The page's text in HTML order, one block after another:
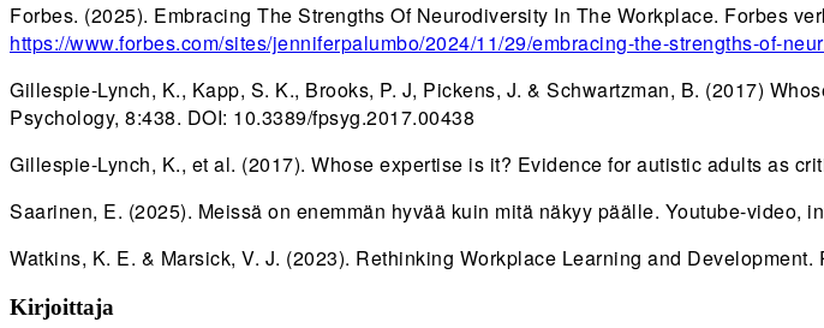
Forbes. (2025). Embracing The Strengths Of Neurodiversity In The Workplace. Forbes
https://www.forbes.com/sites/jenniferpalumbo/2024/11/29/embracing-the-strengths-of-
Gillespie-Lynch, K., Kapp, S. K., Brooks, P. J, Pickens, J. & Schwartzman, B. (2017)
Psychology, 8:438. DOI: 10.3389/fpsyg.2017.00438
Gillespie-Lynch, K., et al. (2017). Whose expertise is it? Evidence for autistic adults as
Saarinen, E. (2025). Meissä on enemmän hyvää kuin mitä näkyy päälle. Youtube-video,
Watkins, K. E. & Marsick, V. J. (2023). Rethinking Workplace Learning and
Kirjoittaja